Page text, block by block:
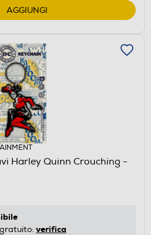
AGGIUNGI
Harley Quinn Crouching -
verifica